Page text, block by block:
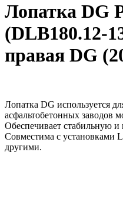
Лопатка DG
(DLB180.12-
правая DG
Лопатка DG используется
асфальтобетонных заводов
Обеспечивает стабильную
Совместима с
другими.